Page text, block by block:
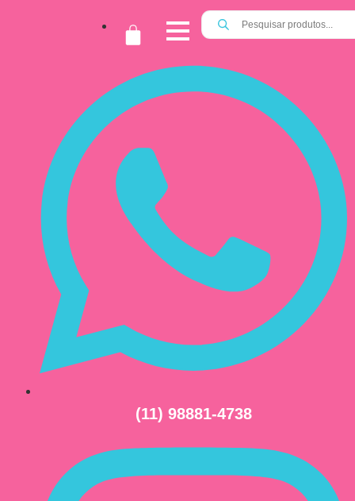
(11) 98881-4738